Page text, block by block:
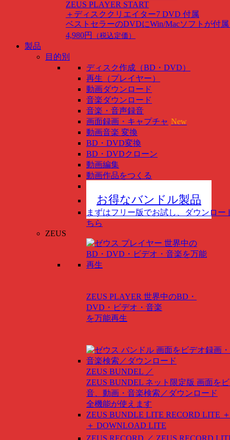
ZEUS PLAYER START
＋ディスククリエイター7 DVD 付属
ベストセラーのDVDにWin/Macソフトが付
4,980円
（税込定価）
製品
目的別
ディスク作成（BD・DVD）
再生（プレイヤー）
動画ダウンロード
音楽ダウンロード
音楽・音声録音
画面録画・キャプチャ New
動画音楽 変換
BD・DVD変換
BD・DVDクローン
動画編集
動画作品をつくる
お得なバンドル製品
まずはフリー版でお試し、ダウンロー
ちら
ZEUS
ZEUS PLAYER 世界中のBD・
DVD・ビデオ・音楽
を万能再生
ZEUS BUNDEL ／
ZEUS BUNDEL ネット限定版 画面を
音、動画・音楽検索／ダウンロード
全機能が使えます
ZEUS BUNDLE LITE RECORD LITE
＋ DOWNLOAD LITE
ZEUS RECORD ／ ZEUS RECORD